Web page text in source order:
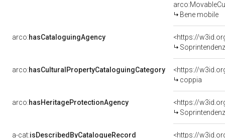
Bene mobile
arco:hasCataloguingAgency
<https://
arco:hasCulturalPropertyCataloguingCategory
<https://
coppia
arco:hasHeritageProtectionAgency
<https://
a-cat:isDescribedByCatalogueRecord
<https://